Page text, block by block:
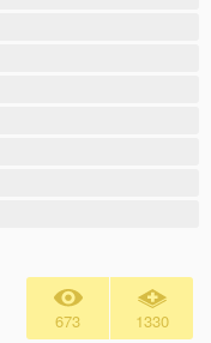
673 1330